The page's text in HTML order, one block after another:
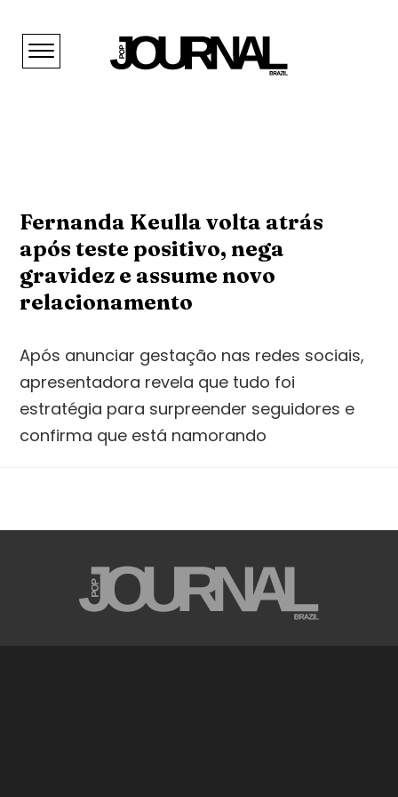
Fernanda Keulla volta atrás
após teste positivo, nega
gravidez e assume novo
relacionamento
Após anunciar gestação nas redes sociais,
apresentadora revela que tudo foi
estratégia para surpreender seguidores e
confirma que está namorando